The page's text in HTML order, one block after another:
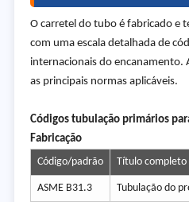
O carretel do tubo é fabricado e
com uma escala detalhada de
internacionais do encanamento.
as principais normas aplicáveis.
Códigos tubulação primários
Fabricação
Código/padrão
Título completo
ASME B31.3 Tubulação do